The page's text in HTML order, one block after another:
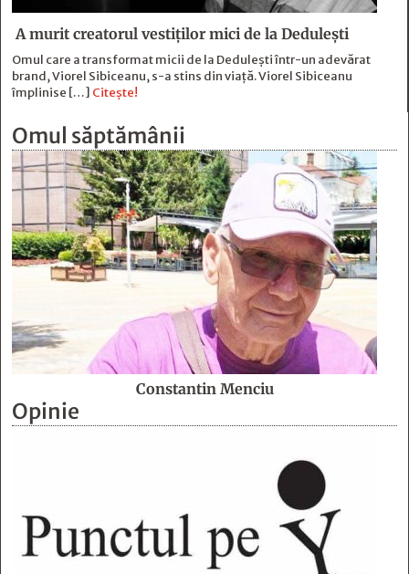
A murit creatorul vestiților mici de la Dedulești
Omul care a transformat micii de la Dedulești într-un adevărat
brand, Viorel Sibiceanu, s-a stins din viață. Viorel Sibiceanu
împlinise […] Citește!
Omul săptămânii
Constantin Menciu
Opinie